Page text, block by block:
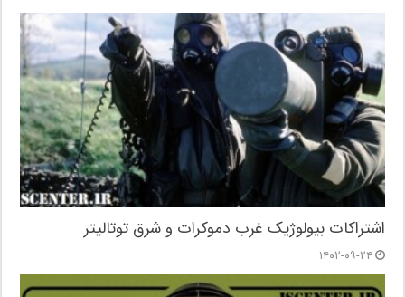
اشتراکات بیولوژیک غرب دموکرات و شرق توتالیتر
۱۴۰۲-۰۹-۲۴